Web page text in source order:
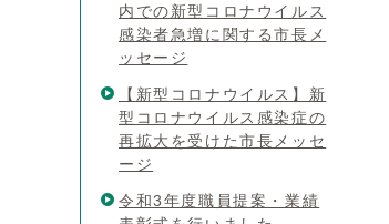
内での新型コロナウイルス
感染者急増に関する市長メ
ッセージ
【新型コロナウイルス】新
型コロナウイルス感染症の
再拡大を受けた市長メッセ
ージ
令和3年度職員提案・業績